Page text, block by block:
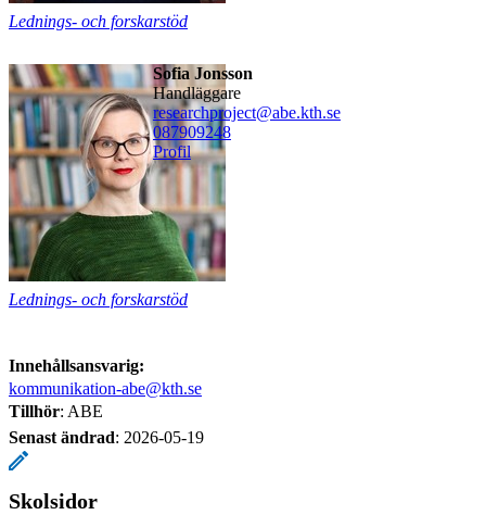
Lednings- och forskarstöd
Sofia Jonsson
Handläggare
researchproject@abe.kth.se
087909248
Profil
Lednings- och forskarstöd
Innehållsansvarig:
kommunikation-abe@kth.se
Tillhör: ABE
Senast ändrad: 2026-05-19
Skolsidor